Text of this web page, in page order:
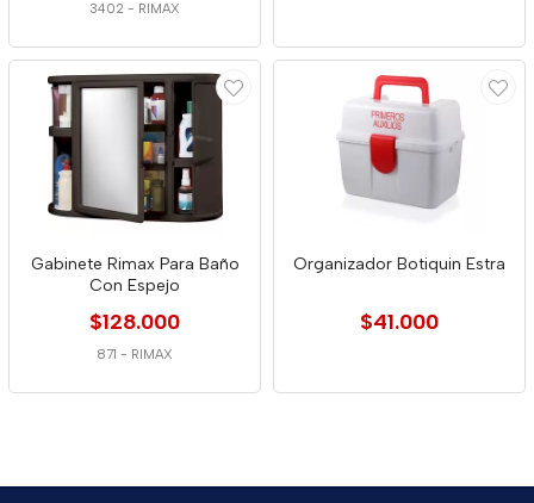
3402 - RIMAX
Gabinete Rimax Para Baño
Con Espejo
$128.000
871 - RIMAX
Organizador Botiquin Estra
$41.000